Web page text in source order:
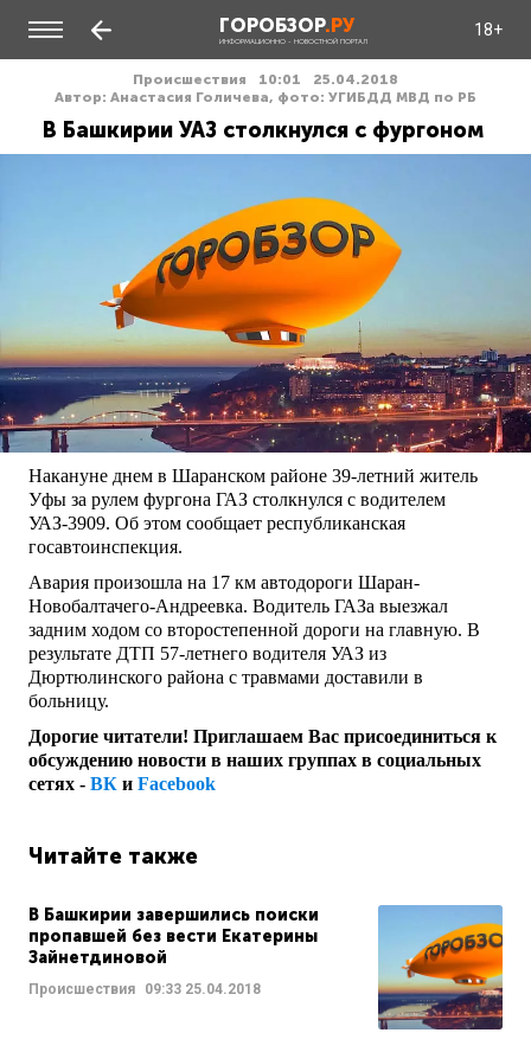
ГОРОБЗОР.РУ
ИНФОРМАЦИОННО - НОВОСТНОЙ ПОРТАЛ
18+
Происшествия 10:01
25.04.2018
Автор: Анастасия Голичева, фото: УГИБДД МВД по РБ
В Башкирии УАЗ столкнулся с фургоном
Накануне днем в Шаранском районе 39-летний житель
Уфы за рулем фургона ГАЗ столкнулся с водителем
УАЗ-3909. Об этом сообщает республиканская
госавтоинспекция.
Авария произошла на 17 км автодороги Шаран-
Новобалтачего-Андреевка. Водитель ГАЗа выезжал
задним ходом со второстепенной дороги на главную. В
результате ДТП 57-летнего водителя УАЗ из
Дюртюлинского района с травмами доставили в
больницу.
Дорогие читатели! Приглашаем Вас присоединиться к
обсуждению новости в наших группах в социальных
сетях - ВК и Facebook
Читайте также
В Башкирии завершились поиски
пропавшей без вести Екатерины
Зайнетдиновой
Происшествия 09:33 25.04.2018